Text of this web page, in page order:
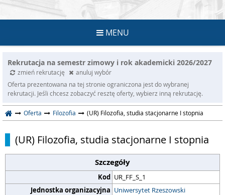
MENU
Rekrutacja na semestr zimowy i rok akademicki 2026/2027
zmień rekrutację
anuluj wybór
Oferta prezentowana na tej stronie ograniczona jest do wybranej
rekrutacji. Jeśli chcesz zobaczyć resztę oferty, wybierz inną rekrutację.
Oferta Filozofia (UR) Filozofia, studia stacjonarne I stopnia
(UR) Filozofia, studia stacjonarne I stopnia
Szczegóły
Kod UR_FF_S_1
Jednostka organizacyjna Uniwersytet Rzeszowski